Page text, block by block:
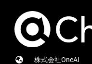
株式会社OneAI